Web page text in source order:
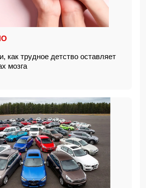
как трудное детство оставляет
мозга